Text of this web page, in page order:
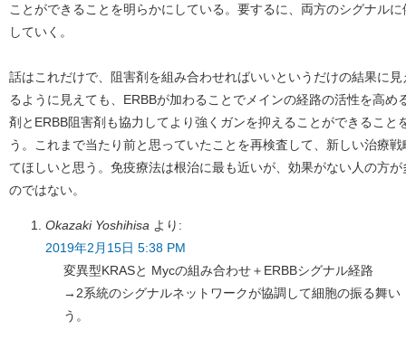
ことができることを明らかにしている。要するに、両方のシグナル
していく。
話はこれだけで、阻害剤を組み合わせればいいというだけの結果に
るように見えても、ERBBが加わることでメインの経路の活性を高め
剤とERBB阻害剤も協力してより強くガンを抑えることができること
う。これまで当たり前と思っていたことを再検査して、新しい治療
てほしいと思う。免疫療法は根治に最も近いが、効果がない人の方
のではない。
Okazaki Yoshihisa より:
2019年2月15日 5:38 PM
変異型KRASと Mycの組み合わせ＋ERBBシグナル経路
→2系統のシグナルネットワークが協調して細胞の振る舞
う。